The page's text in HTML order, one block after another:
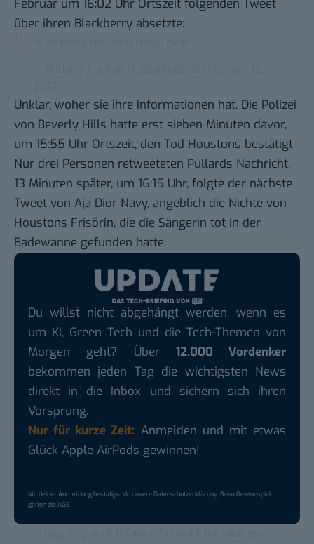
Februar um 16:02 Uhr Ortszeit folgenden Tweet
über ihren Blackberry absetzte:
Unklar, woher sie ihre Informationen hat. Die Polizei
von Beverly Hills hatte erst sieben Minuten davor,
um 15:55 Uhr Ortszeit, den Tod Houstons bestätigt.
Nur drei Personen retweeteten Pullards Nachricht.
13 Minuten später, um 16:15 Uhr, folgte der nächste
Tweet von Aja Dior Navy, angeblich die Nichte von
Houstons Frisörin, die die Sängerin tot in der
Badewanne gefunden hatte:
Du willst nicht abgehängt werden, wenn es
um KI, Green Tech und die Tech-Themen von
Morgen geht? Über 12.000 Vordenker
bekommen jeden Tag die wichtigsten News
direkt in die Inbox und sichern sich ihren
Vorsprung.
Nur für kurze Zeit: Anmelden und mit etwas
Glück Apple AirPods gewinnen!
Mit deiner Anmeldung bestätigst du unsereDatenschutzerklärung. Beim Gewinnspiel
gelten dieAGB.